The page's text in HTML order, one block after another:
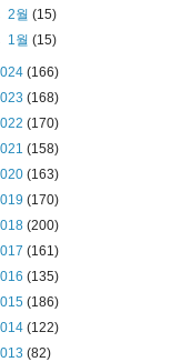
2월(15)
1월(15)
(166)
(168)
(170)
(158)
(163)
(170)
(200)
(161)
(135)
(186)
(122)
(82)